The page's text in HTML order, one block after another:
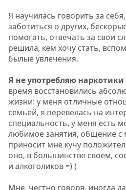
Я научилась говорить за
заботиться о других,
помогать, отвечать за свои
решила, кем хочу стать,
былые увлечения.
Я не употребляю наркотики
время восстановились
жизни: у меня отличные
семьей, я перевелась на
специальность, у меня есть
любимое занятия, общение
приносит мне кучу
оно, в большинстве своем,
и алкоголиков =) )
Мне, честно говоря, иногда